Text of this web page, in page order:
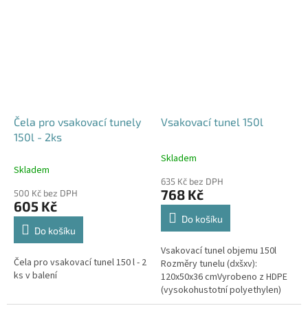
Čela pro vsakovací tunely
150l - 2ks
Skladem
500 Kč bez DPH
605 Kč
Do košíku
Čela pro vsakovací tunel 150 l - 2
ks v balení
Vsakovací tunel 150l
Průměrné
produktu
je
4,6
hvězdiček.
Skladem
635 Kč bez DPH
768 Kč
Do košíku
Vsakovací tunel objemu 150l
Rozměry tunelu (dxšxv):
120x50x36 cmVyrobeno z HDPE
(vysokohustotní polyethylen)
Nosnost bloků až 3,5t - možno